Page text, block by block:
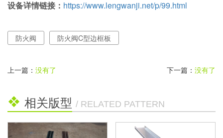
设备详情链接： https://www.lengwanji.net/p/99.html
防火阀 防火阀C型边框板
上一篇： 没有了 下一篇： 没有了
相关版型 / RELATED PATTERN